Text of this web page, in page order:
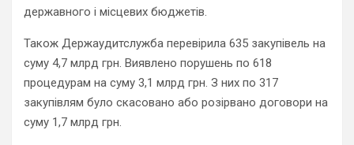
державного і місцевих бюджетів.
Також Держаудитслужба перевірила 635 закупівель на
суму 4,7 млрд грн. Виявлено порушень по 618
процедурам на суму 3,1 млрд грн. З них по 317
закупівлям було скасовано або розірвано договори на
суму 1,7 млрд грн.